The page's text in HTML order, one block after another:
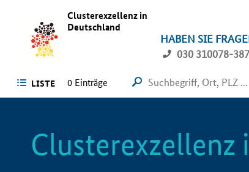
Clusterexzellenz in
Deutschland
HABEN SIE
030 310078-387
LISTE 0 Einträge
Clusterexzellenz